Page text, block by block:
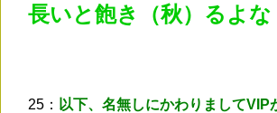
長いと飽き（秋）るよな
25： 以下、名無しにかわりましてVIP